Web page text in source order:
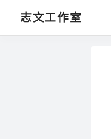
志文工作室